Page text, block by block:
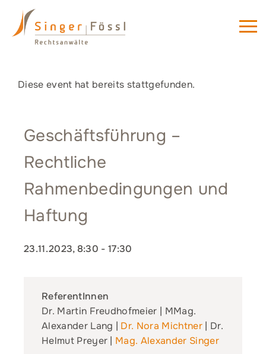
Diese event hat bereits stattgefunden.
Geschäftsführung –
Rechtliche
Rahmenbedingungen und
Haftung
23.11.2023, 8:30 -17:30
ReferentInnen
Dr. Martin Freudhofmeier | MMag.
Alexander Lang | Dr. Nora Michtner| Dr.
Helmut Preyer | Mag. Alexander Singer